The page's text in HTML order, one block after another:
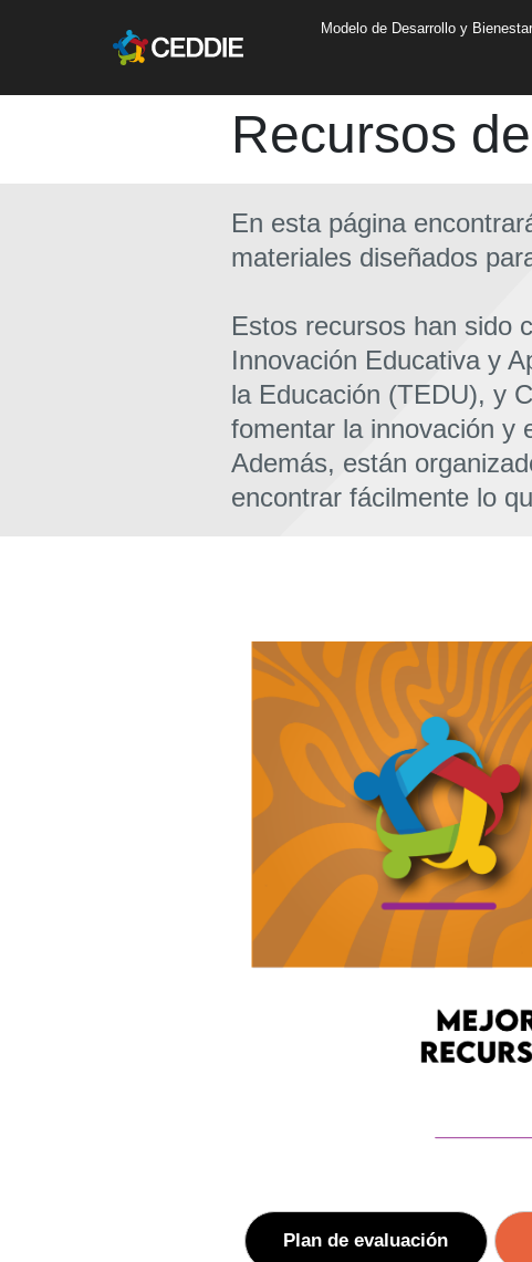
Main navigation
Modelo de Desarrollo y
Recursos
En esta página
materiales diseñados
Estos recursos han sido
Innovación Educativa y
la Educación (TEDU), y
fomentar la innovación y
Además, están
encontrar fácilmente lo
Plan de evaluación